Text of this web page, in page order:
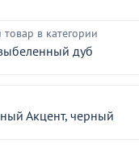
в категории
дуб
Акцент, черный